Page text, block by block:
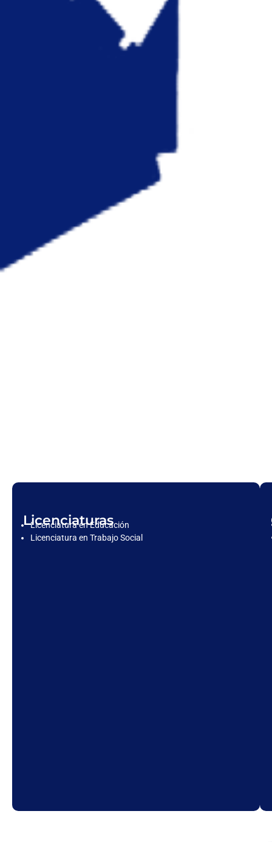
Licenciaturas
Licenciatura en Educación
Licenciatura en Trabajo Social